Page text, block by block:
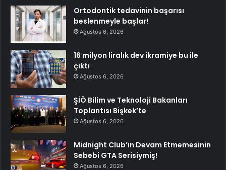
Ortodontik tedavinin başarısı
beslenmeyle başlar!
Ağustos 6, 2026
16 milyon liralık dev ikramiye bu ile
çıktı
Ağustos 6, 2026
ŞİÖ Bilim ve Teknoloji Bakanları
Toplantısı Bişkek’te
Ağustos 6, 2026
Midnight Club’ın Devam Etmemesinin
Sebebi GTA Serisiymiş!
Ağustos 6, 2026